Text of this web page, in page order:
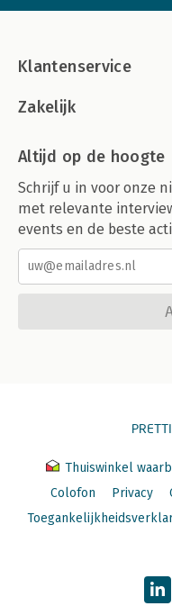
Klantenservice
Zakelijk
Altijd op de hoogte
Schrijf u in voor onze
met relevante
events en de beste
Thuiswinkel
Colofon
Privacy